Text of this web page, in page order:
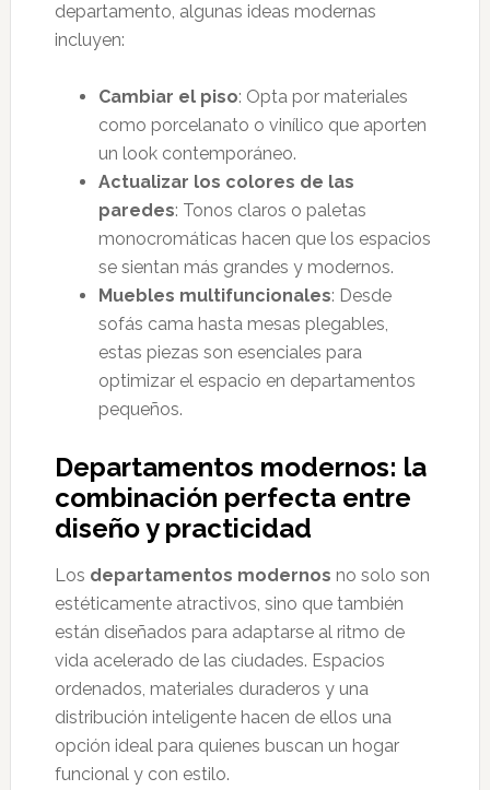
departamento, algunas ideas modernas
incluyen:
Cambiar el piso: Opta por materiales
como porcelanato o vinílico que aporten
un look contemporáneo.
Actualizar los colores de las
paredes: Tonos claros o paletas
monocromáticas hacen que los espacios
se sientan más grandes y modernos.
Muebles multifuncionales: Desde
sofás cama hasta mesas plegables,
estas piezas son esenciales para
optimizar el espacio en departamentos
pequeños.
Departamentos modernos: la
combinación perfecta entre
diseño y practicidad
Los departamentos modernos no solo son
estéticamente atractivos, sino que también
están diseñados para adaptarse al ritmo de
vida acelerado de las ciudades. Espacios
ordenados, materiales duraderos y una
distribución inteligente hacen de ellos una
opción ideal para quienes buscan un hogar
funcional y con estilo.